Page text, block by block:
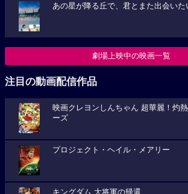
あの星が降る丘で、君とまた出会いた
劇場上映中の映画一覧
注目の動画配信作品
映画クレヨンしんちゃん 超華麗！灼
ーズ
プロジェクト・ヘイル・メアリー